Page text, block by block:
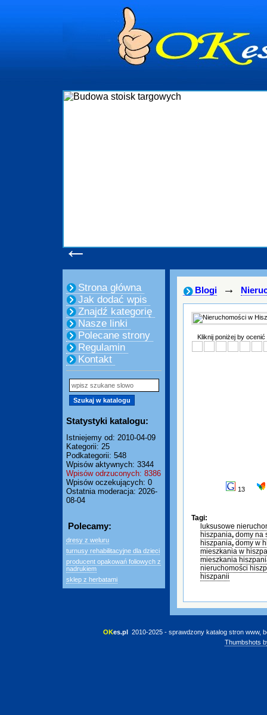
←
Strona główna
Jak dodać wpis
Znajdź kategorię
Nasze linki
Polecane strony
Regulamin
Kontakt
Statystyki katalogu:
Istniejemy od: 2010-04-09
Kategorii: 25
Podkategorii: 548
Wpisów aktywnych: 3344
Wpisów odrzuconych: 8386
Wpisów oczekujących: 0
Ostatnia moderacja: 2026-
08-04
Polecamy:
dresy z weluru
turnusy rehabilitacyjne dla dzieci
producent opakowań foliowych z
nadrukiem
sklep z herbatami
Blogi →
Kliknij poniżej by ocenić
13
Tagi:
luksusowe
hiszpania, domy na
hiszpania, domy w
mieszkania w
mieszkania
nieruchomości
hiszpanii
OKes.pl 2010-2025 - sprawdzony katalog stron www,
Thumbshots